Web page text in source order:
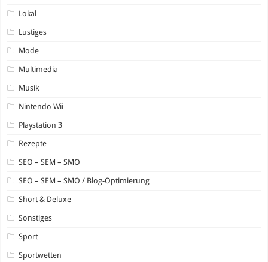
Lokal
Lustiges
Mode
Multimedia
Musik
Nintendo Wii
Playstation 3
Rezepte
SEO – SEM – SMO
SEO – SEM – SMO / Blog-Optimierung
Short & Deluxe
Sonstiges
Sport
Sportwetten